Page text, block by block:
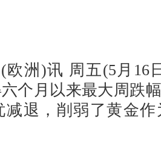
欧洲)讯 周五(5月16
个月以来最大周跌
减退，削弱了黄金